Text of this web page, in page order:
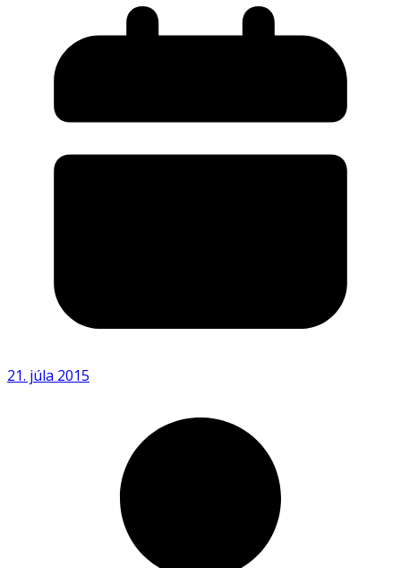
21. júla 2015